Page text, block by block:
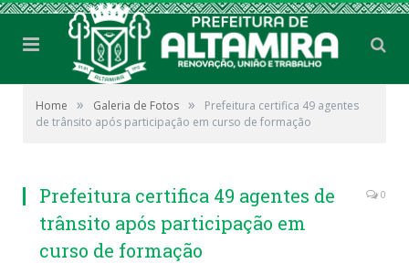
Home » Galeria de Fotos »
Prefeitura certifica 49 agentes
de trânsito após participação em curso de formação
Prefeitura certifica 49 agentes de
trânsito após participação em
curso de formação
0